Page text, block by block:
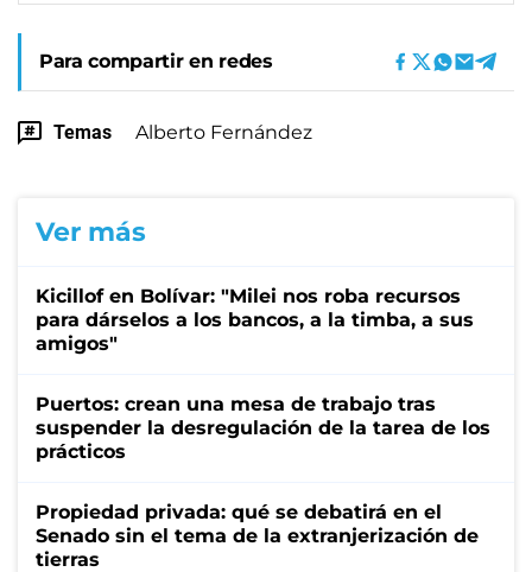
Para compartir en redes
Temas Alberto Fernández
Ver más
Kicillof en Bolívar: "Milei nos roba recursos
para dárselos a los bancos, a la timba, a sus
amigos"
Puertos: crean una mesa de trabajo tras
suspender la desregulación de la tarea de los
prácticos
Propiedad privada: qué se debatirá en el
Senado sin el tema de la extranjerización de
tierras